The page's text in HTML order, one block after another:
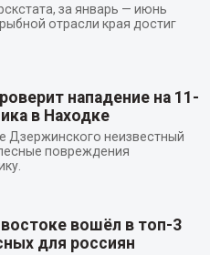
за январь — июнь
отрасли края достиг
нападение на 11-
в Находке
Дзержинского неизвестный
повреждения
вошёл в топ-3
для россиян